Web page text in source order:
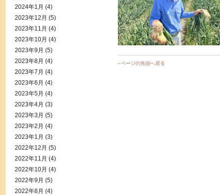
- ページの先頭へ戻る
2024年1月 (4)
2023年12月 (5)
2023年11月 (4)
2023年10月 (4)
2023年9月 (5)
2023年8月 (4)
2023年7月 (4)
2023年6月 (4)
2023年5月 (4)
2023年4月 (3)
2023年3月 (5)
2023年2月 (4)
2023年1月 (3)
2022年12月 (5)
2022年11月 (4)
2022年10月 (4)
2022年9月 (5)
2022年8月 (4)